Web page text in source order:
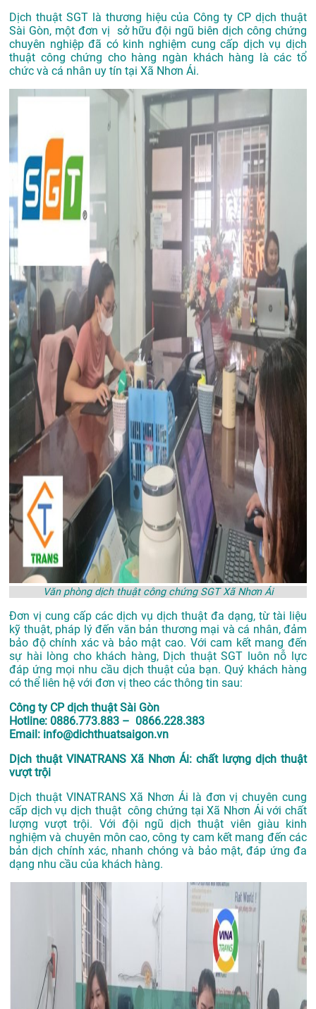
Dịch thuật SGT là thương hiệu của Công ty CP dịch thuật
Sài Gòn, một đơn vị sở hữu đội ngũ biên dịch công chứng
chuyên nghiệp đã có kinh nghiệm cung cấp dịch vụ dịch
thuật công chứng cho hàng ngàn khách hàng là các tổ
chức và cá nhân uy tín tại Xã Nhơn Ái.
Văn phòng dịch thuật công chứng SGT Xã Nhơn Ái
Đơn vị cung cấp các dịch vụ dịch thuật đa dạng, từ tài liệu
kỹ thuật, pháp lý đến văn bản thương mại và cá nhân, đảm
bảo độ chính xác và bảo mật cao. Với cam kết mang đến
sự hài lòng cho khách hàng, Dịch thuật SGT luôn nỗ lực
đáp ứng mọi nhu cầu dịch thuật của bạn. Quý khách hàng
có thể liên hệ với đơn vị theo các thông tin sau:
Công ty CP dịch thuật Sài Gòn
Hotline: 0886.773.883 – 0866.228.383
Email: info@dichthuatsaigon.vn
Dịch thuật VINATRANS Xã Nhơn Ái: chất lượng dịch thuật
vượt trội
Dịch thuật VINATRANS Xã Nhơn Ái là đơn vị chuyên cung
cấp dịch vụ dịch thuật công chứng tại Xã Nhơn Ái với chất
lượng vượt trội. Với đội ngũ dịch thuật viên giàu kinh
nghiệm và chuyên môn cao, công ty cam kết mang đến các
bản dịch chính xác, nhanh chóng và bảo mật, đáp ứng đa
dạng nhu cầu của khách hàng.